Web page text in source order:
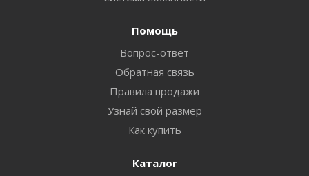
Помощь
Вопрос-ответ
Обратная связь
Правила продажи
Узнай свой размер
Как купить
Каталог